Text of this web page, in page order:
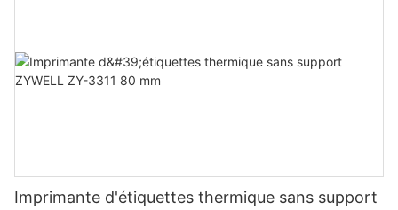
Imprimante d'étiquettes thermique sans support